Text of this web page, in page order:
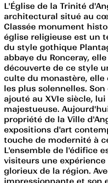
L'Église de la Trinité
architectural situé au
Classée monument
église religieuse est un
du style gothique
abbaye du Ronceray,
découverte de ce style
culte du monastère,
les plus solennelles.
ajouté au XVIe siècle,
majestueuse.
propriété de la Ville
expositions d'art
touche de modernité à
L'ensemble de l'édifice
visiteurs une
glorieux de la région.
impressionnante et son